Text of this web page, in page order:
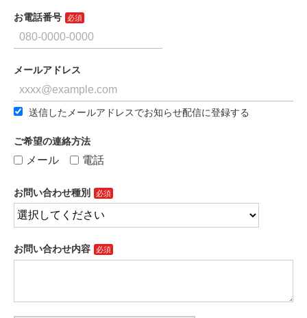
お電話番号
メールアドレス
送信したメールアドレスでお知らせ配信に登録する
ご希望の連絡方法
メール 電話
お問い合わせ種別
お問い合わせ内容